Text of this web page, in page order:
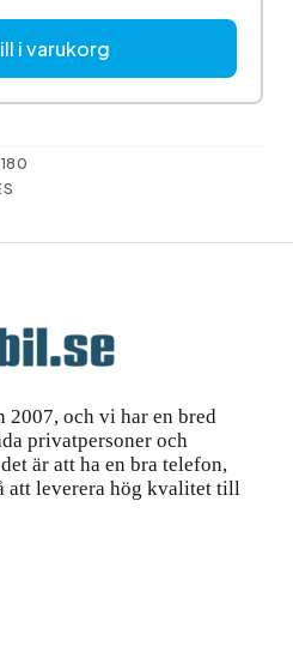
i varukorg
och vi har en bred
privatpersoner och
är att ha en bra telefon,
att leverera hög kvalitet till